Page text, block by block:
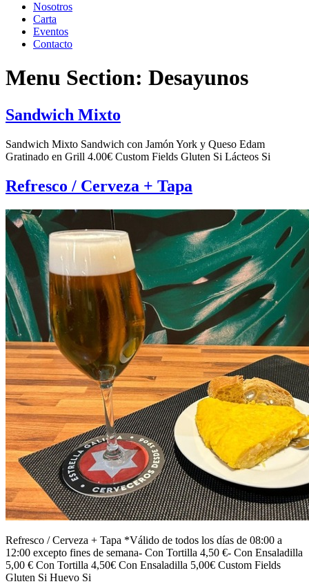
Nosotros
Carta
Eventos
Contacto
Menu Section: Desayunos
Sandwich Mixto
Sandwich Mixto Sandwich con Jamón York y Queso Edam
Gratinado en Grill 4.00€ Custom Fields Gluten Si Lácteos Si
Refresco / Cerveza + Tapa
Refresco / Cerveza + Tapa *Válido de todos los días de 08:00 a
12:00 excepto fines de semana- Con Tortilla 4,50 €- Con Ensaladilla
5,00 € Con Tortilla 4,50€ Con Ensaladilla 5,00€ Custom Fields
Gluten Si Huevo Si